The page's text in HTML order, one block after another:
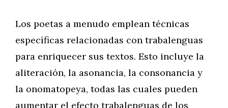
Los poetas a menudo emplean técnicas
específicas relacionadas con trabalenguas
para enriquecer sus textos. Esto incluye la
aliteración, la asonancia, la consonancia y
la onomatopeya, todas las cuales pueden
aumentar el efecto trabalenguas de los